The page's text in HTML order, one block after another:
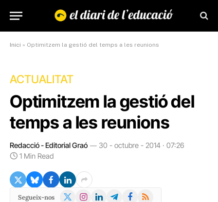
Inici » Optimitzem la gestió del temps a les reunions
ACTUALITAT
Optimitzem la gestió del
temps a les reunions
Redacció - Editorial Graó
30 - octubre - 2014 · 07:26
1 Min Read
Segueix-nos
X
Instagram
LinkedInTelegramFacebook
RSS